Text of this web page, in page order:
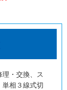
・交換、ス
相３線式切